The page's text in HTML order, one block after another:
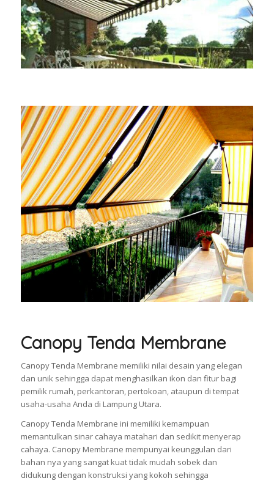
Canopy Tenda Membrane
Canopy Tenda Membrane memiliki nilai desain yang elegan
dan unik sehingga dapat menghasilkan ikon dan fitur bagi
pemilik rumah, perkantoran, pertokoan, ataupun di tempat
usaha-usaha Anda di Lampung Utara.
Canopy Tenda Membrane ini memiliki kemampuan
memantulkan sinar cahaya matahari dan sedikit menyerap
cahaya. Canopy Membrane mempunyai keunggulan dari
bahan nya yang sangat kuat tidak mudah sobek dan
didukung dengan konstruksi yang kokoh sehingga